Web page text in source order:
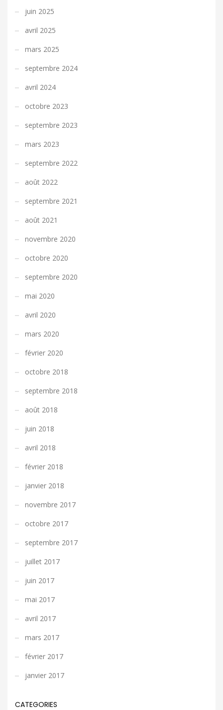
juin 2025
avril 2025
mars 2025
septembre 2024
avril 2024
octobre 2023
septembre 2023
mars 2023
septembre 2022
août 2022
septembre 2021
août 2021
novembre 2020
octobre 2020
septembre 2020
mai 2020
avril 2020
mars 2020
février 2020
octobre 2018
septembre 2018
août 2018
juin 2018
avril 2018
février 2018
janvier 2018
novembre 2017
octobre 2017
septembre 2017
juillet 2017
juin 2017
mai 2017
avril 2017
mars 2017
février 2017
janvier 2017
CATEGORIES